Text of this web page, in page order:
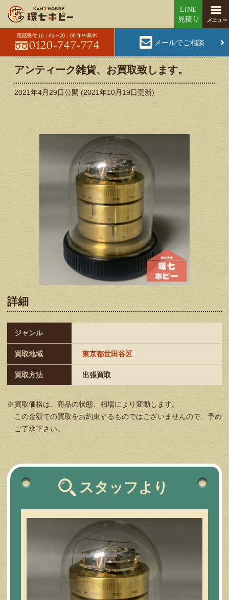
メールでご相談
アンティーク雑貨、お買取致します。
2021年4月29日公開 (2021年10月19日更新)
詳細
ジャンル
買取地域 東京都世田谷区
買取方法 出張買取
※買取価格は、商品の状態、相場により変動します。
この金額での買取をお約束するものではございませんので、予め
ご了承下さい。
スタッフより